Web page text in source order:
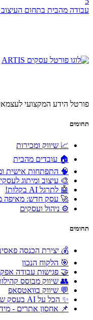
עבודה מהבית בתחום העיצוב
פורטל הידע המקצועי
תחומים
📈 שיווק ומכירות
🏠 עובדים מהבית
🧠 התפתחות אישית
🎨 עיצוב ומיתוג
🤖 לתרגל AI בקלות!
🚀 עסק חדש: מאיפה
⚙️ ניהול ועסקים
תחומים
💰 יצירת הכנסה
🎯 הלקוח הנכון
🤝 פגישות עבודה
👥 שיווק מבוסס
💬 שיווק בוואטסאפ
✨ הכל על AI בעסק שלך
📌 אחסון אתרים -